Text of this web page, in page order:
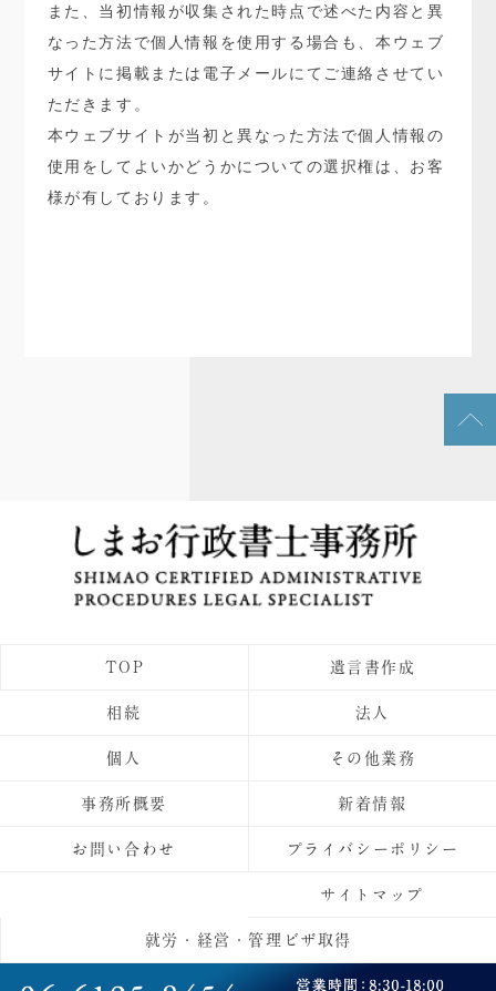
また、当初情報が収集された時点で述べた内容と異
なった方法で個人情報を使用する場合も、本ウェブ
サイトに掲載または電子メールにてご連絡させてい
ただきます。
本ウェブサイトが当初と異なった方法で個人情報の
使用をしてよいかどうかについての選択権は、お客
様が有しております。
TOP 遺言書作成
相続 法人
個人 その他業務
事務所概要 新着情報
お問い合わせ プライバシーポリシー
サイトマップ
就労・経営・管理ビザ取得